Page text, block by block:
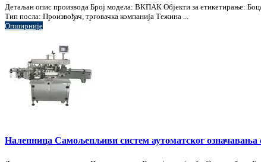
Детаљан опис производа Број модела: ВКПАК Објекти за етикетирање:
Тип посла: Произвођач, трговачка компанија Тежина ...
Опширније
Налепница Самољепљиви систем аутоматског